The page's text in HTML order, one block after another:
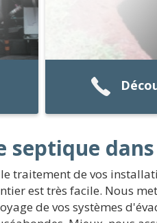
septique dans
traitement de vos
est très facile. Nous
de vos systèmes